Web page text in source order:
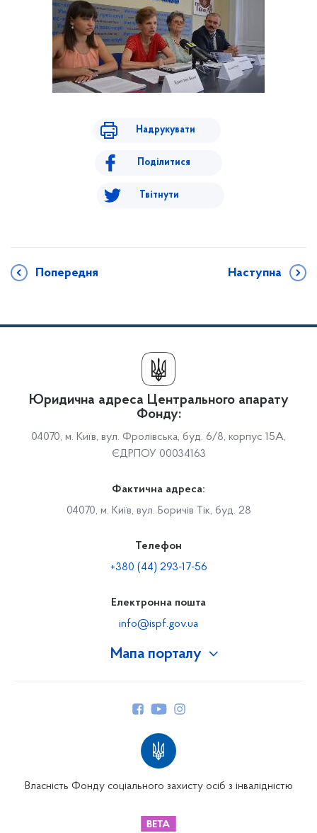
Надрукувати
Поділитися
Твітнути
Попередня Наступна
Мапа порталу
Юридична адреса Центрального апарату
Фонду:
04070, м. Київ, вул. Фролівська, буд. 6/8, корпус 15А,
ЄДРПОУ 00034163
Фактична адреса:
04070, м. Київ, вул. Боричів Тік, буд. 28
Телефон
+380 (44) 293-17-56
Електронна пошта
info@ispf.gov.ua
Власність Фонду соціального захисту осіб з інвалідністю